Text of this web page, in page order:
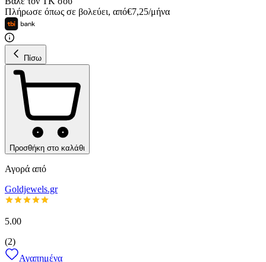
Πλήρωσε όπως σε βολεύει, από€7,25/μήνα
Πίσω
Προσθήκη στο καλάθι
Αγορά από
Goldjewels.gr
5.00
(2)
Αγαπημένα